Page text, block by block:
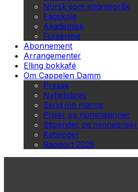
Norsk som andrespråk
Fagskole
Akademisk
Forskning
Abonnement
Arrangementer
Elling bokkafé
Om Cappelen Damm
Presse
Nyhetsbrev
Send inn manus
Priser og nominasjoner
Stipender og minnepriser
Kataloger
Rapport 2025